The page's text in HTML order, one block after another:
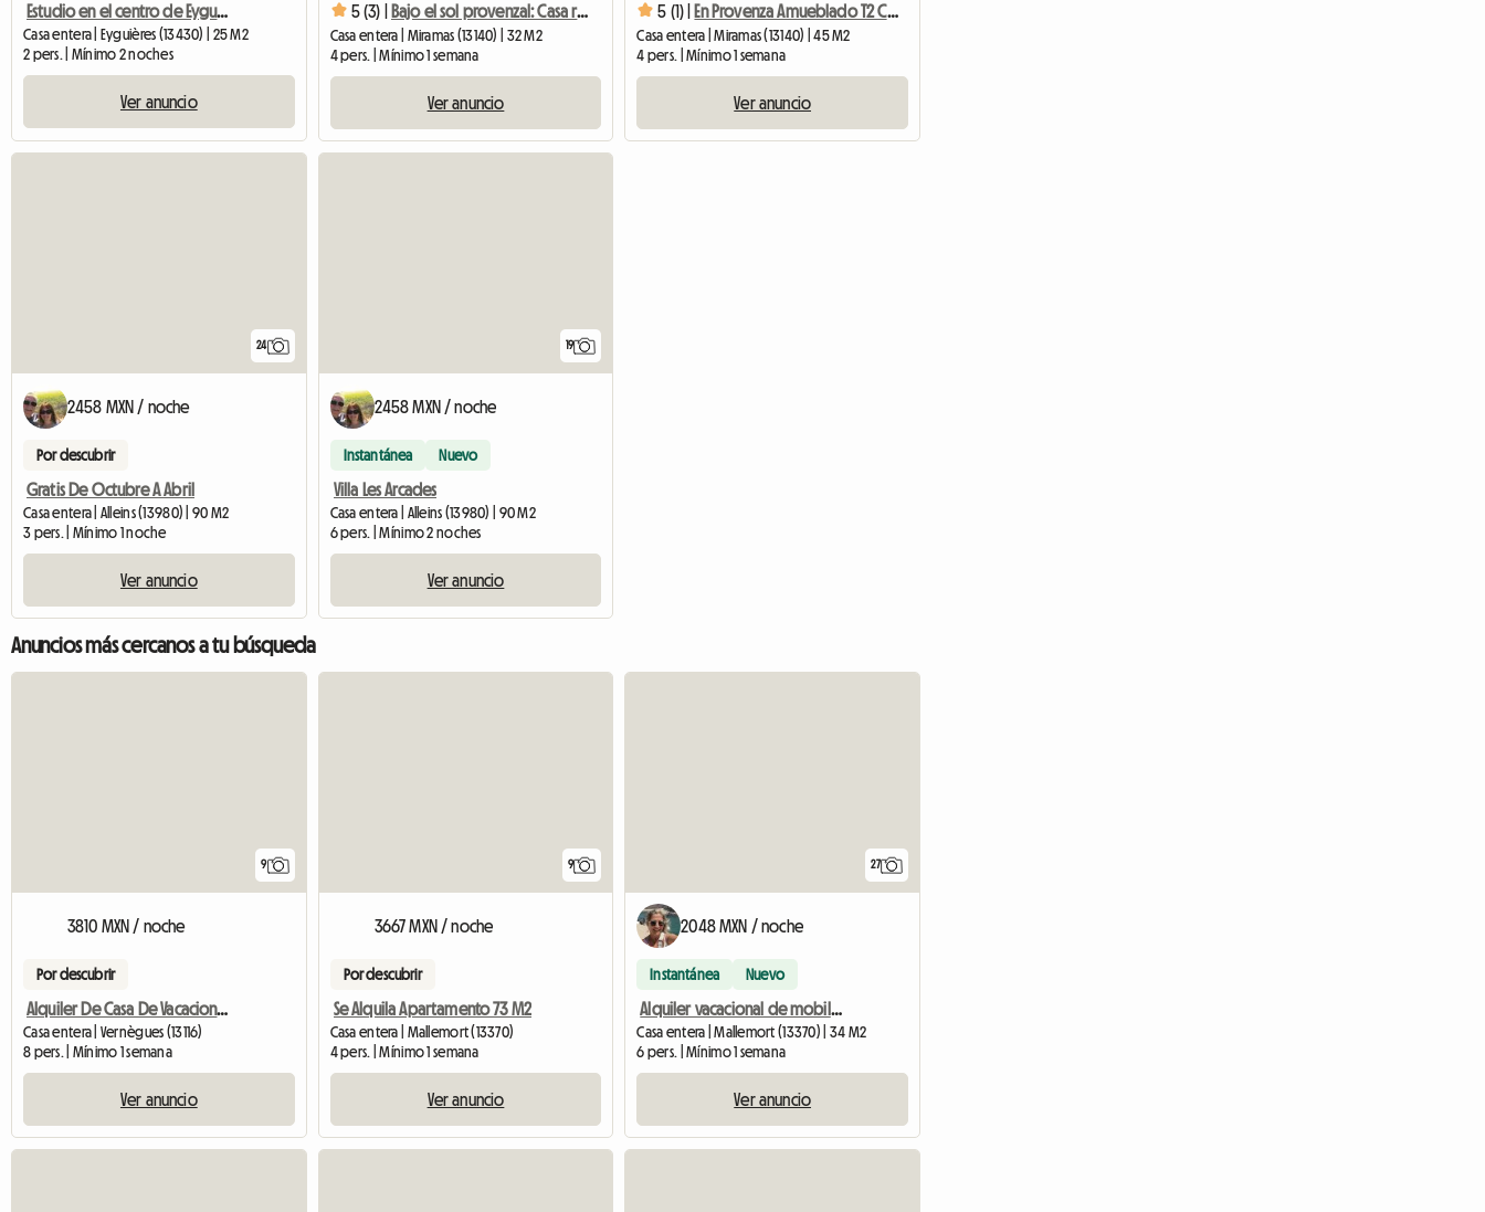
Estudio en el centro de Eyguières.
Casa entera | Eyguières (13430) | 25 M2
2 pers. | Mínimo 2 noches
Ver anuncio
5 (3) | Bajo el sol provenzal: Casa rural L'Olivier T2 amueblada
Casa entera | Miramas (13140) | 32 M2
4 pers. | Mínimo 1 semana
Ver anuncio
5 (1) | En Provenza Amueblado T2 Casa De Campo Con Aire Acondicionado
Casa entera | Miramas (13140) | 45 M2
4 pers. | Mínimo 1 semana
Ver anuncio
24
2458 MXN / noche
Por descubrir
Gratis De Octubre A Abril
Casa entera | Alleins (13980) | 90 M2
3 pers. | Mínimo 1 noche
Ver anuncio
19
2458 MXN / noche
Instantánea Nuevo
Villa Les Arcades
Casa entera | Alleins (13980) | 90 M2
6 pers. | Mínimo 2 noches
Ver anuncio
Anuncios más cercanos a tu búsqueda
9
3810 MXN / noche
Por descubrir
Alquiler De Casa De Vacaciones
Casa entera | Vernègues (13116)
8 pers. | Mínimo 1 semana
Ver anuncio
9
3667 MXN / noche
Por descubrir
Se Alquila Apartamento 73 M2
Casa entera | Mallemort (13370)
4 pers. | Mínimo 1 semana
Ver anuncio
27
2048 MXN / noche
Instantánea Nuevo
Alquiler vacacional de mobil-home
Casa entera | Mallemort (13370) | 34 M2
6 pers. | Mínimo 1 semana
Ver anuncio